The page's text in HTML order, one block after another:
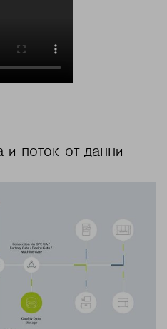
и поток от данни